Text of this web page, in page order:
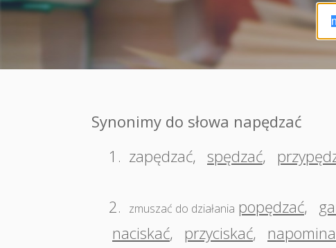
Synonimy do słowa napędzać
1. zapędzać, spędzać,
2. zmuszać do działania popędzać,
naciskać, przyciskać,